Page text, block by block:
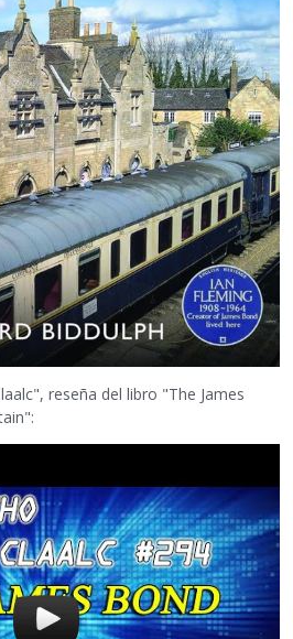
reseña del libro "The James